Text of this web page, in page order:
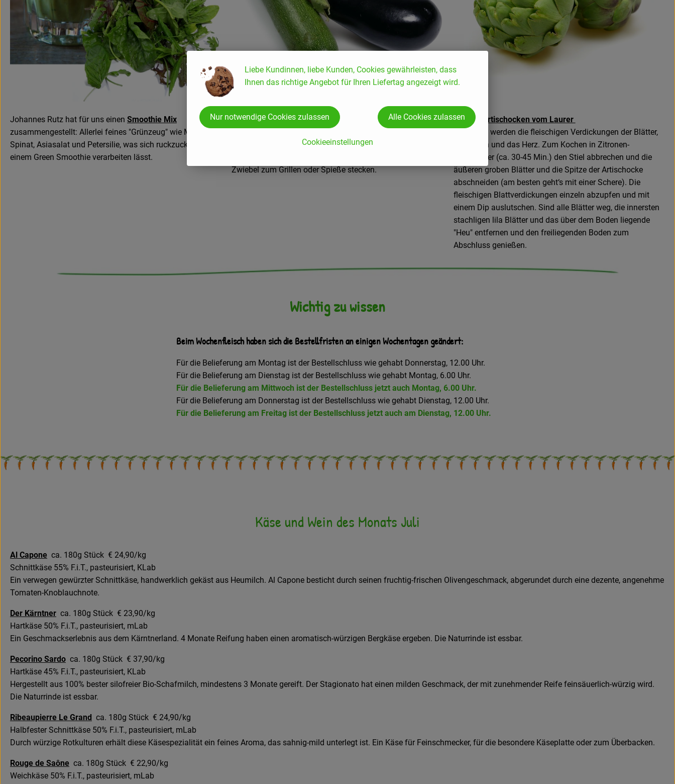
Johannes Rutz hat für uns einen Smoothie Mix
zusammengestellt: Allerlei feines "Grünzeug" wie Minze,
Spinat, Asiasalat und Petersilie, was sich ruckzuck zu
einem Green Smoothie verarbeiten lässt.
Haben Sie einen Grillabend geplant und möchten einfach
greifen Sie zu unserem1 kg Grillgemüsepack!
Zwiebel zum Grillen oder Spieße stecken.
Frische Artischocken vom Laurer
Gegessen werden die fleischigen Verdickungen der Blätter,
der Boden und das Herz. Zum Kochen in Zitronen-
Salzwasser (ca. 30-45 Min.) den Stiel abbrechen und die
äußeren groben Blätter und die Spitze der Artischocke
abschneiden (am besten geht‘s mit einer Schere). Die
fleischigen Blattverdickungen einzeln abzupfen und mit
einem Dip auslutschen. Sind alle Blätter weg, die innersten
stachligen lila Blätter und das über dem Boden liegende
"Heu" entfernen und den freiliegenden Boden zum
Abschluss genießen.
Wichtig zu wissen
Beim Wochenfleisch haben sich die Bestellfristen an einigen Wochentagen geändert:
Für die Belieferung am Montag ist der Bestellschluss wie gehabt Donnerstag, 12.00 Uhr.
Für die Belieferung am Dienstag ist der Bestellschluss wie gehabt Montag, 6.00 Uhr.
Für die Belieferung am Mittwoch ist der Bestellschluss jetzt auch Montag, 6.00 Uhr.
Für die Belieferung am Donnerstag ist der Bestellschluss wie gehabt Dienstag, 12.00 Uhr.
Für die Belieferung am Freitag ist der Bestellschluss jetzt auch am Dienstag, 12.00 Uhr.
Käse und Wein des Monats Juli
Al Capone ca. 180g Stück € 24,90/kg
Schnittkäse 55% F.i.T., pasteurisiert, KLab
Ein verwegen gewürzter Schnittkäse, handwerklich gekäst aus Heumilch. Al Capone besticht durch seinen fruchtig-frischen Olivengeschmack, abgerundet durch eine dezente, angenehme
Tomaten-Knoblauchnote.
Der Kärntner ca. 180g Stück € 23,90/kg
Hartkäse 50% F.i.T., pasteurisiert, mLab
Ein Geschmackserlebnis aus dem Kärntnerland. 4 Monate Reifung haben einen aromatisch-würzigen Bergkäse ergeben. Die Naturrinde ist essbar.
Pecorino Sardo ca. 180g Stück € 37,90/kg
Hartkäse 45% F.i.T., pasteurisiert, KLab
Hergestellt aus 100% bester silofreier Bio-Schafmilch, mindestens 3 Monate gereift. Der Stagionato hat einen milden Geschmack, der mit zunehmender Reife feinsäuerlich-würzig wird.
Die Naturrinde ist essbar.
Ribeaupierre Le Grand ca. 180g Stück € 24,90/kg
Halbfester Schnittkäse 50% F.i.T., pasteurisiert, mLab
Durch würzige Rotkulturen erhält diese Käsespezialität ein feines Aroma, das sahnig-mild unterlegt ist. Ein Käse für Feinschmecker, für die besondere Käseplatte oder zum Überbacken.
Rouge de Saône ca. 180g Stück € 22,90/kg
Weichkäse 50% F.i.T., pasteurisiert, mLab
Liebe Kundinnen, liebe Kunden, Cookies gewährleisten, dass
Ihnen das richtige Angebot für Ihren Liefertag angezeigt wird.
Cookieeinstellungen
Nur notwendige Cookies zulassen Alle Cookies zulassen